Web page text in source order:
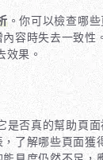
。你可以檢查哪
容時失去一致性
效果。
是否真的幫助頁
了解哪些頁面